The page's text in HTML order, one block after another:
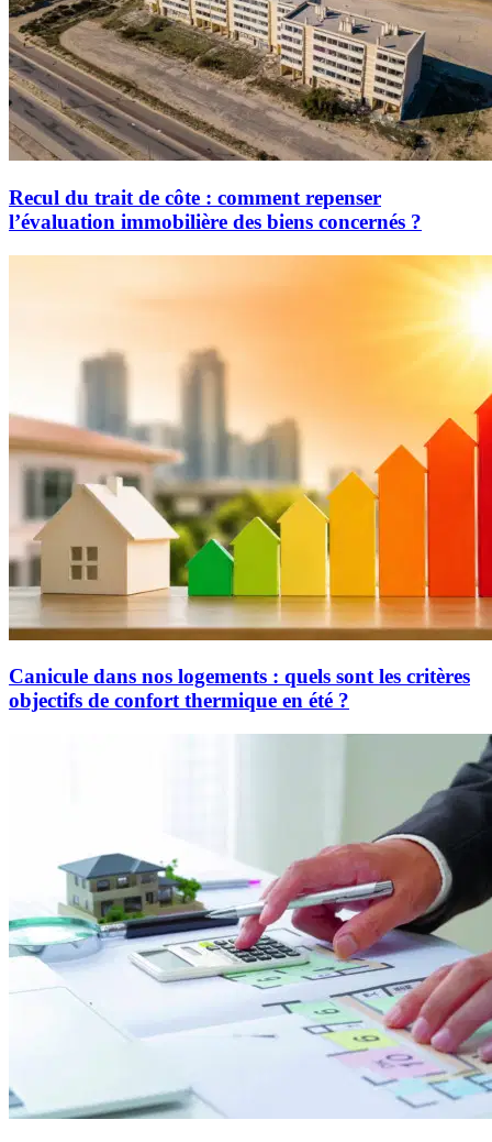
Recul du trait de côte : comment repenser
l’évaluation immobilière des biens concernés ?
Canicule dans nos logements : quels sont les critères
objectifs de confort thermique en été ?